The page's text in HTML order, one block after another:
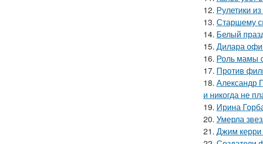
12. Рулетики
13. Старшему
14. Белый
15. Дилара
16. Роль мамы
17. Против
18. Александр
и никогда не
19. Ирина
20. Умерла
21. Джим керри